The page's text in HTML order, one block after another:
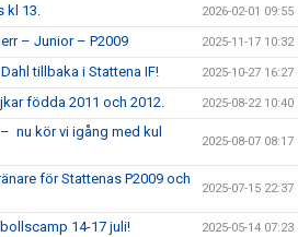
kl 13. 2026-02-01 09:55
– Junior – P2009 2025-11-17 10:32
tillbaka i Stattena IF! 2025-10-27 16:27
födda 2011 och 2012. 2025-08-22 10:40
nu kör vi igång med kul
2025-08-07 08:17
för Stattenas P2009 och
2025-07-15 22:37
14-17 juli! 2025-05-14 07:23